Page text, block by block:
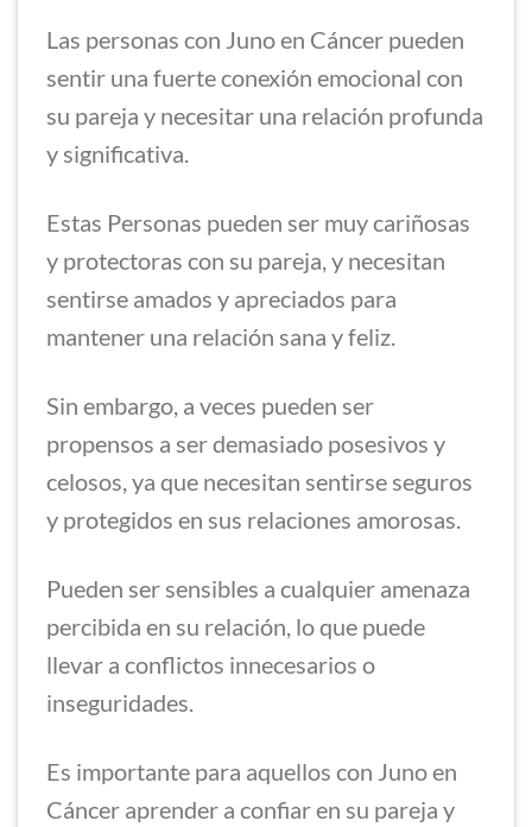
Las personas con Juno en Cáncer pueden
sentir una fuerte conexión emocional con
su pareja y necesitar una relación profunda
y significativa.
Estas Personas pueden ser muy cariñosas
y protectoras con su pareja, y necesitan
sentirse amados y apreciados para
mantener una relación sana y feliz.
Sin embargo, a veces pueden ser
propensos a ser demasiado posesivos y
celosos, ya que necesitan sentirse seguros
y protegidos en sus relaciones amorosas.
Pueden ser sensibles a cualquier amenaza
percibida en su relación, lo que puede
llevar a conflictos innecesarios o
inseguridades.
Es importante para aquellos con Juno en
Cáncer aprender a confiar en su pareja y